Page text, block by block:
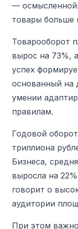
— осмысленной.
товары больше
Товарооборот
вырос на 73%,
успех
основанный на
умении
правилам.
Годовой
триллиона
Бизнеса,
выросла на
говорит о
аудитории
При этом